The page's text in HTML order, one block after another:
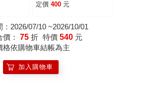
定價 400 元
：2026/07/10 ~2026/10/01
： 75 折 特價 540 元
依購物車結帳為主
加入購物車